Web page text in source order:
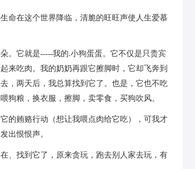
命在这个世界降临，清脆的旺旺声使人生爱慕
。它就是-----我的.小狗蛋蛋。它不仅是只贵宾
来吃肉。我的奶奶再跟它擦脚时，它却飞奔到
，两天后，我总算找到它了。也是，它也不吃
狗粮，换衣服，擦脚，卖零食，买狗吹风。
的贿赂行动（想让我喂点肉给它吃），可我才
出恨恨声。
、找到它了，原来贪玩，跑去别人家去玩，有